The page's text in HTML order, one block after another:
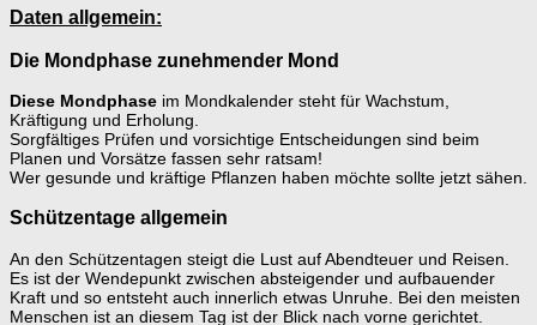
Daten allgemein:
Die Mondphase zunehmender Mond
Diese Mondphase im Mondkalender steht für Wachstum,
Kräftigung und Erholung.
Sorgfältiges Prüfen und vorsichtige Entscheidungen sind beim
Planen und Vorsätze fassen sehr ratsam!
Wer gesunde und kräftige Pflanzen haben möchte sollte jetzt sähen.
Schützentage allgemein
An den Schützentagen steigt die Lust auf Abendteuer und Reisen.
Es ist der Wendepunkt zwischen absteigender und aufbauender
Kraft und so entsteht auch innerlich etwas Unruhe. Bei den meisten
Menschen ist an diesem Tag ist der Blick nach vorne gerichtet.